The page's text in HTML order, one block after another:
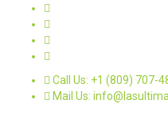
Call Us: +1 (809) 707-
Mail Us: